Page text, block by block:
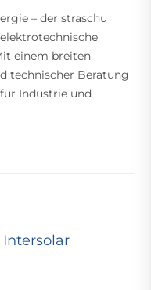
– der straschu
einem breiten
technischer Beratung
Industrie und
Intersolar